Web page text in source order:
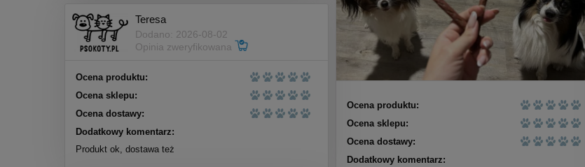
Nekko Supreme sos tuńczyk
krewetka 80g
5,00 zł
Ocena produktu:
Ocena sklepu:
Ocena dostawy:
Dodatkowy komentarz:
Teresa
Dodano: 2026-08-02
Opinia zweryfikowana
Ocena produktu:
Ocena sklepu:
Ocena dostawy:
Dodatkowy komentarz:
Produkt ok, dostawa też